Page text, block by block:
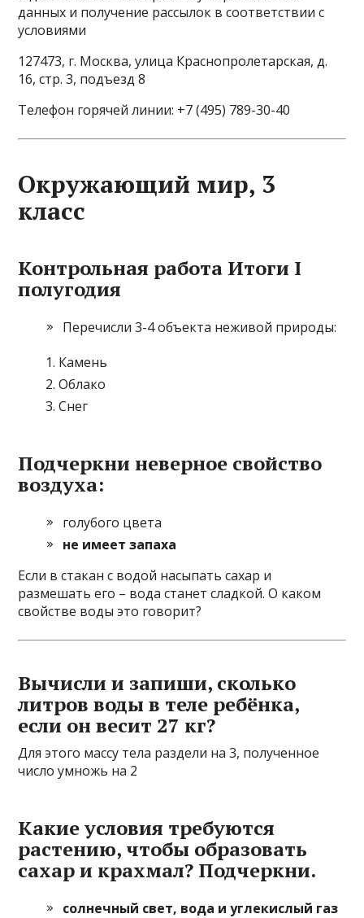
данных и получение рассылок в соответствии с
условиями
127473, г. Москва, улица Краснопролетарская, д.
16, стр. 3, подъезд 8
Телефон горячей линии: +7 (495) 789-30-40
Окружающий мир, 3
класс
Контрольная работа Итоги I
полугодия
Перечисли 3-4 объекта неживой природы:
Камень
Облако
Снег
Подчеркни неверное свойство
воздуха:
голубого цвета
не имеет запаха
Если в стакан с водой насыпать сахар и
размешать его – вода станет сладкой. О каком
свойстве воды это говорит?
Вычисли и запиши, сколько
литров воды в теле ребёнка,
если он весит 27 кг?
Для этого массу тела раздели на 3, полученное
число умножь на 2
Какие условия требуются
растению, чтобы образовать
сахар и крахмал? Подчеркни.
солнечный свет, вода и углекислый газ